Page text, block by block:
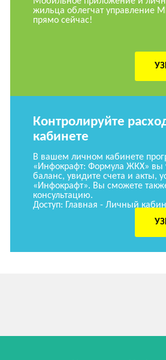
жильца облегчат управление
прямо сейчас!
Контролируйте
кабинете
В вашем личном кабинете
«Инфокрафт: Формула ЖКХ» вы
баланс, увидите счета и акты,
«Инфокрафт». Вы сможете
консультацию.
Доступ: Главная - Личный